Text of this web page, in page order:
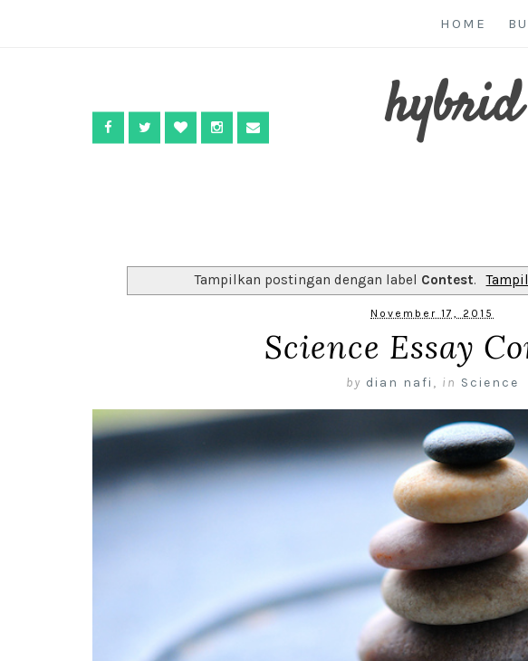
HOME
Tampilkan postingan dengan label Contest.
November 17, 2015
Science Essay
by dian nafi , in Science